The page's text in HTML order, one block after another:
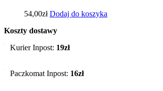
54,00zł Dodaj do koszyka
Koszty dostawy
Kurier Inpost: 19zł
Paczkomat Inpost: 16zł